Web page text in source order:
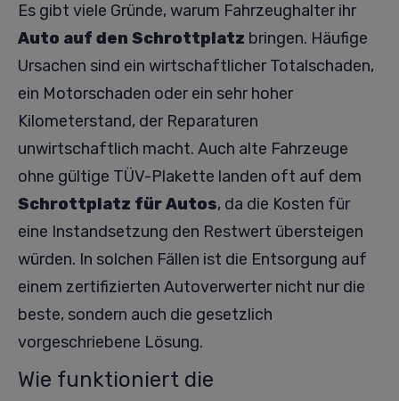
Es gibt viele Gründe, warum Fahrzeughalter ihr
Auto auf den Schrottplatz bringen. Häufige
Ursachen sind ein wirtschaftlicher Totalschaden,
ein Motorschaden oder ein sehr hoher
Kilometerstand, der Reparaturen
unwirtschaftlich macht. Auch alte Fahrzeuge
ohne gültige TÜV-Plakette landen oft auf dem
Schrottplatz für Autos, da die Kosten für
eine Instandsetzung den Restwert übersteigen
würden. In solchen Fällen ist die Entsorgung auf
einem zertifizierten Autoverwerter nicht nur die
beste, sondern auch die gesetzlich
vorgeschriebene Lösung.
Wie funktioniert die